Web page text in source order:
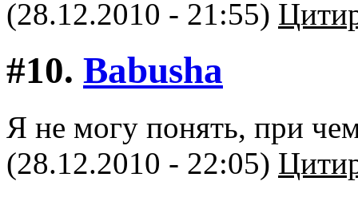
(28.12.2010 - 21:55)
#10. Babusha
Я не могу понять, при
(28.12.2010 - 22:05)